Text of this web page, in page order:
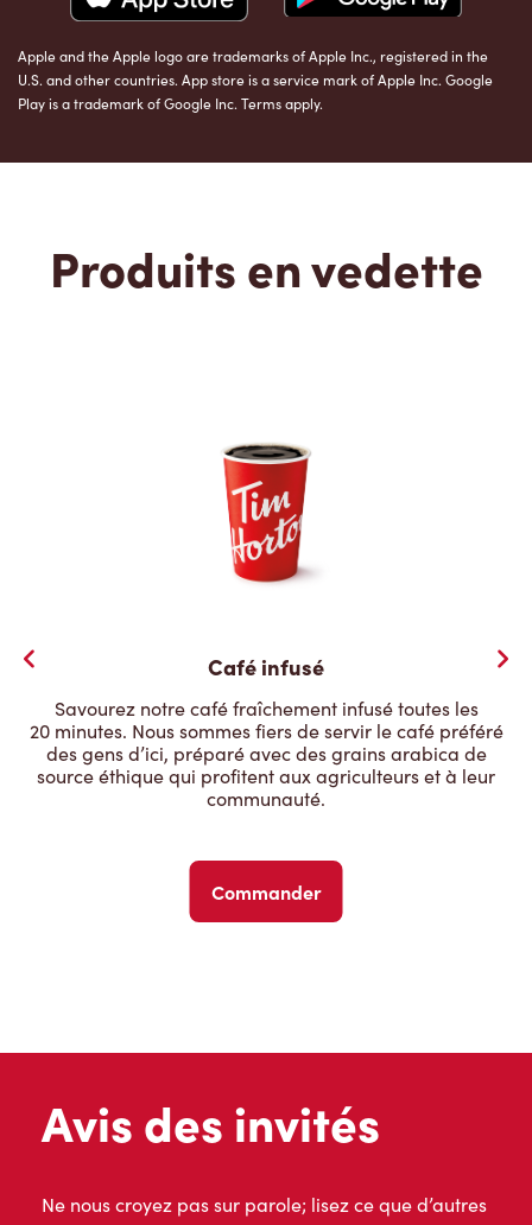
Apple and the Apple logo are trademarks of Apple Inc., registered in the
U.S. and other countries. App store is a service mark of Apple Inc. Google
Play is a trademark of Google Inc. Terms apply.
Produits en vedette
Café infusé
Savourez notre café fraîchement infusé toutes les
20 minutes. Nous sommes fiers de servir le café préféré
des gens d’ici, préparé avec des grains arabica de
source éthique qui profitent aux agriculteurs et à leur
communauté.
Commander
Avis des invités
Ne nous croyez pas sur parole; lisez ce que d’autres